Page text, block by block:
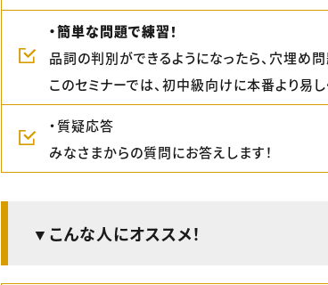
・簡単な問題で練習！
品詞の判別ができるようになったら、穴埋め
このセミナーでは、初中級向けに本番より易
・質疑応答
みなさまからの質問にお答えします！
▼こんな人にオススメ！